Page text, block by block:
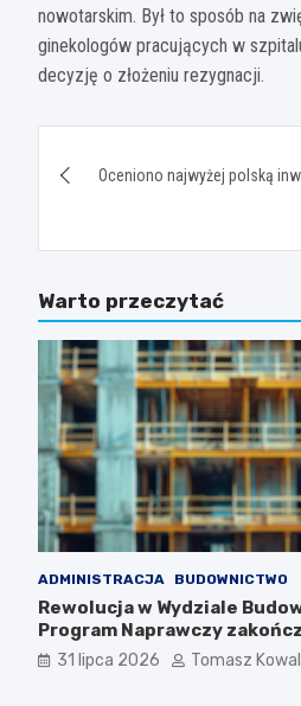
nowotarskim. Był to sposób na
ginekologów pracujących w
decyzję o złożeniu rezygnacji.
wpisu
Oceniono najwyżej polską
Warto przeczytać
ADMINISTRACJA BUDOWNICTWO
Rewolucja w Wydziale
Program Naprawczy
sukcesem
31 lipca 2026 Tomasz